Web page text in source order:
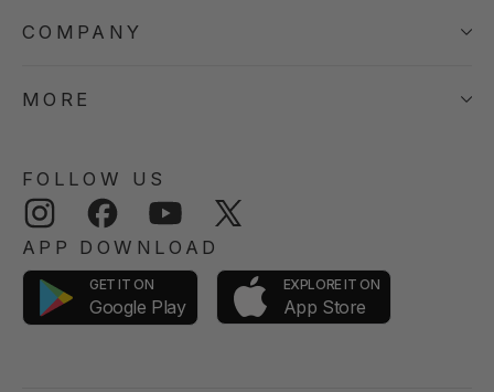
COMPANY
MORE
FOLLOW US
Instagram Facebook YouTube
APP DOWNLOAD
GET IT ON
Google Play
EXPLORE IT ON
App Store